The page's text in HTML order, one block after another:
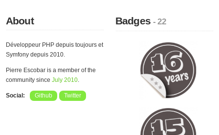
About
Développeur PHP depuis toujours et
Symfony depuis 2010.
Pierre Escobar is a member of the
community since July 2010.
Social: Github Twitter
Badges- 22